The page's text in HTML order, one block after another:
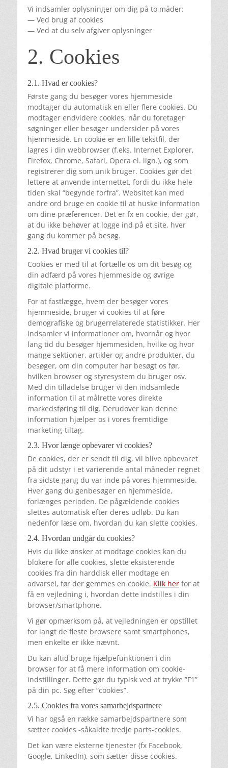
Vi indsamler oplysninger om dig på to måder:
— Ved brug af cookies
— Ved at du selv afgiver oplysninger
2. Cookies
2.1. Hvad er cookies?
Første gang du besøger vores hjemmeside
modtager du automatisk en eller flere cookies. Du
modtager endvidere cookies, når du foretager
søgninger eller besøger undersider på vores
hjemmeside. En cookie er en lille tekstfil, der
lagres i din webbrowser (f.eks. Internet Explorer,
Firefox, Chrome, Safari, Opera el. lign.), og som
registrerer dig som unik bruger. Cookies gør det
lettere at anvende internettet, fordi du ikke hele
tiden skal “begynde forfra”. Websitet kan med
andre ord bruge en cookie til at huske information
om dine præferencer. Det er fx en cookie, der gør,
at du ikke behøver at logge ind på et site, hver
gang du kommer på besøg.
2.2. Hvad bruger vi cookies til?
Cookies er med til at fortælle os om dit besøg og
din adfærd på vores hjemmeside og øvrige
digitale platforme.
For at fastlægge, hvem der besøger vores
hjemmeside, bruger vi cookies til at føre
demografiske og brugerrelaterede statistikker. Her
indsamler vi informationer om, hvornår og hvor
lang tid du besøger hjemmesiden, hvilke og hvor
mange sektioner, artikler og andre produkter, du
besøger, om din computer har besøgt os før,
hvilken browser og styresystem du bruger osv.
Med din tilladelse bruger vi den indsamlede
information til at målrette vores direkte
markedsføring til dig. Derudover kan denne
information hjælper os i vores fremtidige
marketing-tiltag.
2.3. Hvor længe opbevarer vi cookies?
De cookies, der er sendt til dig, vil blive opbevaret
på dit udstyr i et varierende antal måneder regnet
fra sidste gang du var inde på vores hjemmeside.
Hver gang du genbesøger en hjemmeside,
forlænges perioden. De pågældende cookies
slettes automatisk efter deres udløb. Du kan
nedenfor læse om, hvordan du kan slette cookies.
2.4. Hvordan undgår du cookies?
Hvis du ikke ønsker at modtage cookies kan du
blokere for alle cookies, slette eksisterende
cookies fra din harddisk eller modtage en
advarsel, før der gemmes en cookie. Klik her for at
få en vejledning i, hvordan dette indstilles i din
browser/smartphone.
Vi gør opmærksom på, at vejledningen er opstillet
for langt de fleste browsere samt smartphones,
men enkelte er ikke nævnt.
Du kan altid bruge hjælpefunktionen i din
browser for at få mere information om cookie-
indstillinger. Dette gør du typisk ved at trykke ”F1”
på din pc. Søg efter “cookies”.
2.5. Cookies fra vores samarbejdspartnere
Vi har også en række samarbejdspartnere som
sætter cookies -såkaldte tredje parts-cookies.
Det kan være eksterne tjenester (fx Facebook,
Google, LinkedIn), som sætter disse cookies.